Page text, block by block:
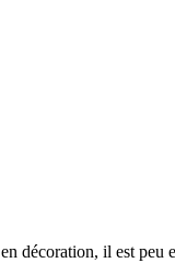
décoration, il est peu